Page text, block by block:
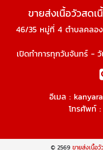
ขายส่งเนื้อวัวสด
46/35 หมู่ที่ 4 ตำบลคลอ
เปิดทำการทุกวันจันทร์ -
อีเมล :
โทรศัพท์ :
© 2569ขายส่งเนื้อ